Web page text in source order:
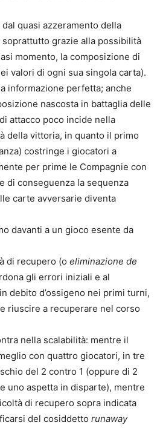
quasi azzeramento della
grazie alla possibilità
momento, la composizione di
valori di ogni sua singola carta).
informazione perfetta; anche
nascosta in battaglia delle
attacco poco incide nella
della vittoria, in quanto il primo
costringe i giocatori a
per prime le Compagnie con
di conseguenza la sequenza
carte avversarie diventa
davanti a un gioco esente da
di recupero (o eliminazione de
gli errori iniziali e al
debito d’ossigeno nei primi turni,
riuscire a recuperare nel corso
nella scalabilità: mentre il
con quattro giocatori, in tre
del 2 contro 1 (oppure di 2
uno aspetta in disparte), mentre
di recupero sopra indicata
del cosiddetto runaway